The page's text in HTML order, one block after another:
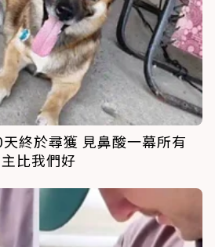
終於尋獲 見鼻酸一幕所有
比我們好